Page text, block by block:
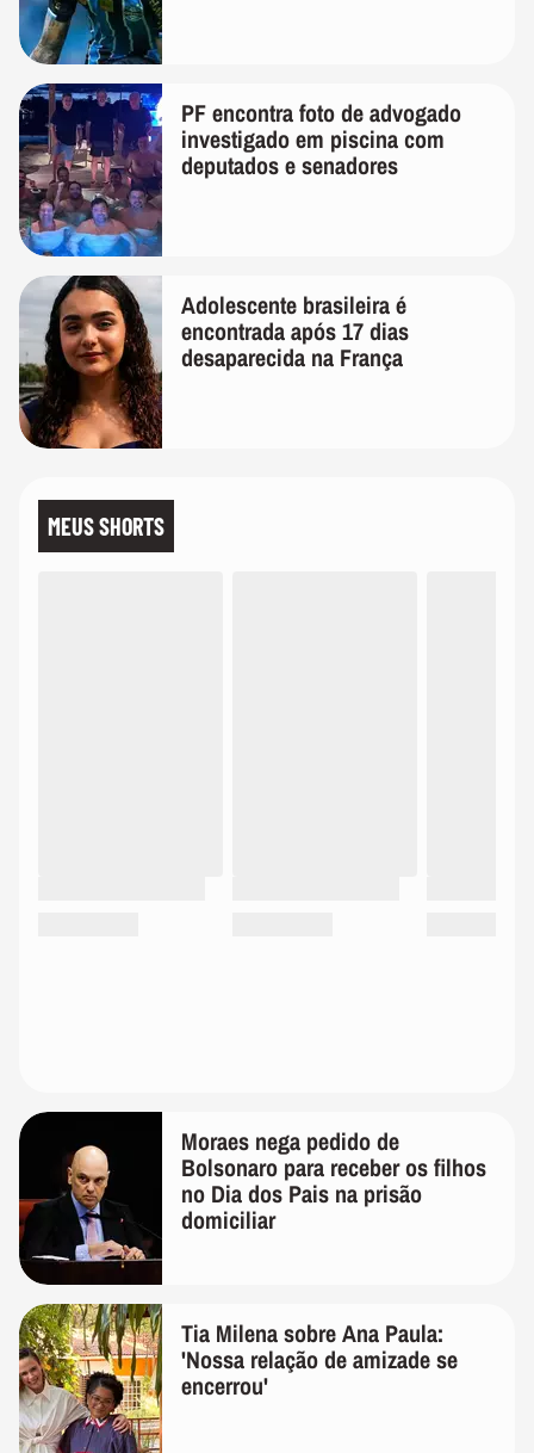
PF encontra foto de advogado
investigado em piscina com
deputados e senadores
Adolescente brasileira é
encontrada após 17 dias
desaparecida na França
MEUS SHORTS
Moraes nega pedido de
Bolsonaro para receber os filhos
no Dia dos Pais na prisão
domiciliar
Tia Milena sobre Ana Paula:
'Nossa relação de amizade se
encerrou'